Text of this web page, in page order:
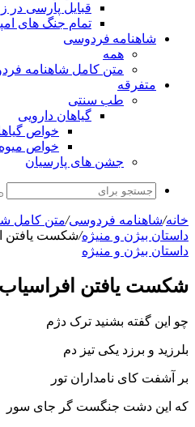
قبایل پارسی در
تمام جنگ های
شاهنامه فردوسی
همه
متن کامل شاهنامه
متفرقه
طب سنتی
گیاهان دارویی
خواص
خواص
جشن های پارسیان
خانه/شاهنامه فردوسی/متن کامل
داستان بیژن و منیژه/شکست یافتن
داستان بیژن و منیژه
شکست یافتن افراسیاب
چو این گفته بشنید ترک دژم
بلرزید و برزد یکى تیز دم‏
بر آشفت کاى نامداران تور
که این دشت جنگست گر جاى سور